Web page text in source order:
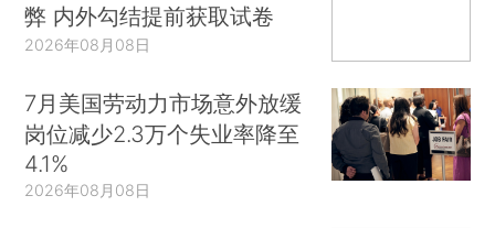
弊 内外勾结提前获取试卷
2026年08月08日
7月美国劳动力市场意外放缓
岗位减少2.3万个失业率降至
4.1%
2026年08月08日